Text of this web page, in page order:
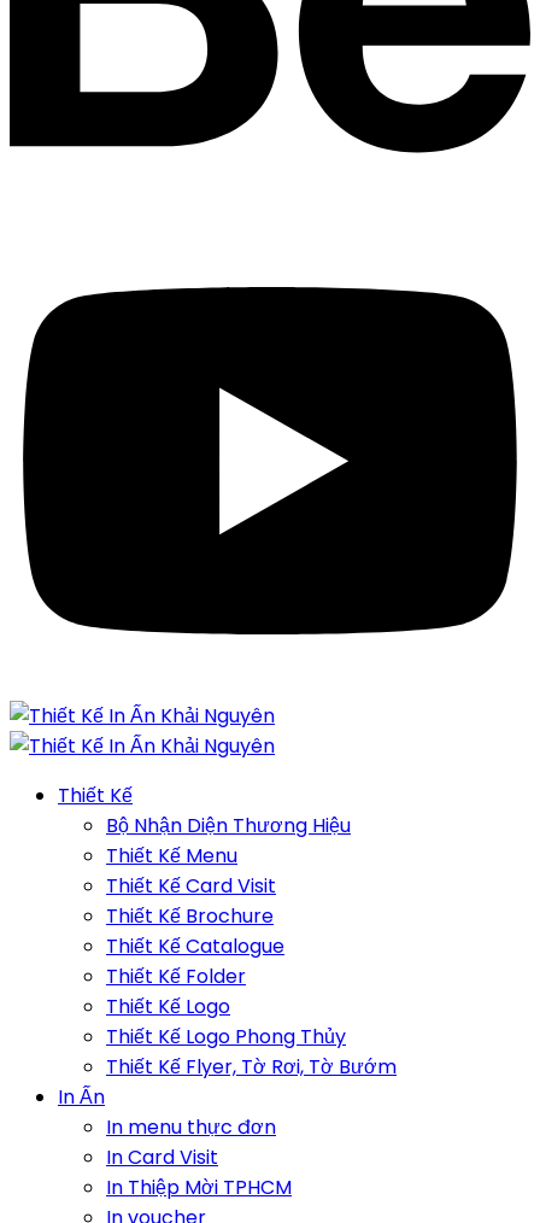
Thiết Kế
Bộ Nhận Diện Thương Hiệu
Thiết Kế Menu
Thiết Kế Card Visit
Thiết Kế Brochure
Thiết Kế Catalogue
Thiết Kế Folder
Thiết Kế Logo
Thiết Kế Logo Phong Thủy
Thiết Kế Flyer, Tờ Rơi, Tờ Bướm
In Ấn
In menu thực đơn
In Card Visit
In Thiệp Mời TPHCM